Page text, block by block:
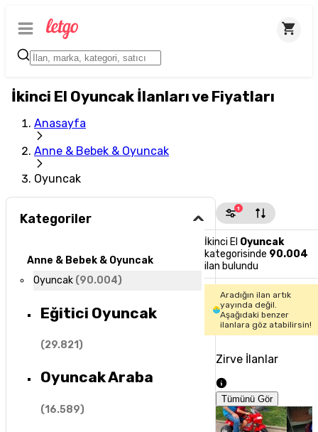
İkinci El Oyuncak İlanları ve Fiyatları
Anasayfa
Anne & Bebek & Oyuncak
Oyuncak
Kategoriler
Anne & Bebek & Oyuncak
Oyuncak (90.004)
Eğitici Oyuncak
(29.821)
Oyuncak Araba
(16.589)
1
İkinci El Oyuncak
kategorisinde 90.004
ilan bulundu
Aradığın ilan artık
yayında değil.
Aşağıdaki benzer
ilanlara göz atabilirsin!
Zirve İlanlar
Tümünü Gör